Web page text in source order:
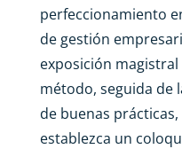
perfeccionamiento
de gestión
exposición
método, seguida de
de buenas
establezca un